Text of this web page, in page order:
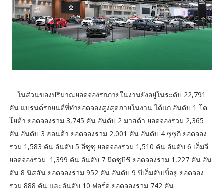
ในส่วนของปริมาณยอดจองรถภายในงานยังอยู่ในระดับ 22,791
คัน แบรนด์รถยนต์ที่ทำยอดจองสูงสุดภายในงาน ได้แก่ อันดับ 1 โต
โยต้า ยอดจองรวม 3,745 คัน อันดับ 2 มาสด้า ยอดจองรวม 2,365
คัน อันดับ 3 ฮอนด้า ยอดจองรวม 2,001 คัน อันดับ 4 ซูซูกิ ยอดจอง
รวม 1,583 คัน อันดับ 5 อีซูซุ ยอดจองรวม 1,510 คัน อันดับ 6 เอ็มจี
ยอดจองรวม 1,399 คัน อันดับ 7 มิตซูบิชิ ยอดจองรวม 1,227 คัน อัน
ดัน 8 นิสสัน ยอดจองรวม 952 คัน อันดับ 9 บีเอ็มดับเบิ้ลยู ยอดจอง
รวม 888 คัน และอันดับ 10 ฟอร์ด ยอดจองรวม 742 คัน